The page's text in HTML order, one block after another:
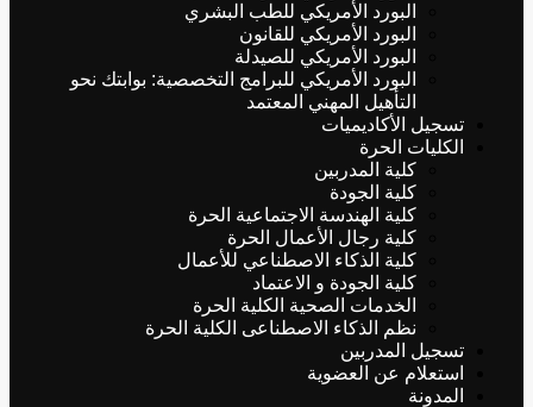
البورد الأمريكي للطب البشري
البورد الأمريكي للقانون
البورد الأمريكي للصيدلة
البورد الأمريكي للبرامج التخصصية: بوابتك نحو
التأهيل المهني المعتمد
تسجيل الأكاديميات
الكليات الحرة
كلية المدربين
كلية الجودة
كلية الهندسة الاجتماعية الحرة
كلية رجال الأعمال الحرة
كلية الذكاء الاصطناعي للأعمال
كلية الجودة و الاعتماد
الخدمات الصحية الكلية الحرة
نظم الذكاء الاصطناعى الكلية الحرة
تسجيل المدربين
استعلام عن العضوية
المدونة